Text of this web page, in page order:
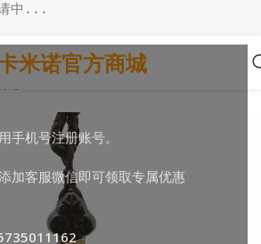
手机号注册账号。
加客服微信即可领取专属优惠
请中...
米诺官方商城